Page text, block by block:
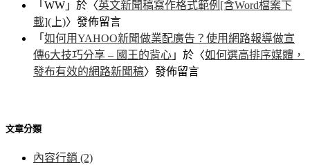
「 WW 」於〈英文新聞稿寫作格式範例[含Word檔案下
載](上)〉發佈留言
「 如何用YAHOO新聞做業配廣告？使用網路報導做宣
傳6大技巧分享 – 國王的背心 」於〈如何選高排序媒體，
發布有效的網路新聞稿〉發佈留言
文章分類
內容行銷 (2)